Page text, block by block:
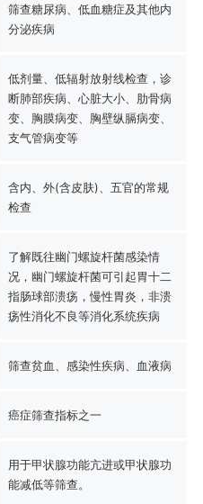
筛查糖尿病、低血糖症及其他内
分泌疾病
低剂量、低辐射放射线检查，诊
断肺部疾病、心脏大小、肋骨病
变、胸膜病变、胸壁纵膈病变、
支气管病变等
含内、外(含皮肤)、五官的常规
检查
了解既往幽门螺旋杆菌感染情
况，幽门螺旋杆菌可引起胃十二
指肠球部溃疡，慢性胃炎，非溃
疡性消化不良等消化系统疾病
筛查贫血、感染性疾病、血液病
癌症筛查指标之一
用于甲状腺功能亢进或甲状腺功
能减低等筛查。